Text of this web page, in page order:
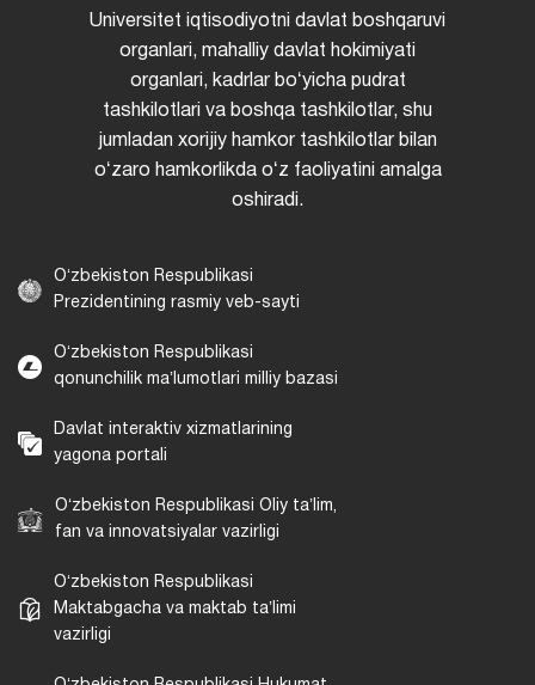
Universitet iqtisodiyotni davlat boshqaruvi
organlari, mahalliy davlat hokimiyati
organlari, kadrlar boʻyicha pudrat
tashkilotlari va boshqa tashkilotlar, shu
jumladan xorijiy hamkor tashkilotlar bilan
oʻzaro hamkorlikda oʻz faoliyatini amalga
oshiradi.
Oʻzbekiston Respublikasi
Prezidentining rasmiy veb-sayti
Oʻzbekiston Respublikasi
qonunchilik maʼlumotlari milliy bazasi
Davlat interaktiv xizmatlarining
yagona portali
Oʻzbekiston Respublikasi Oliy taʼlim,
fan va innovatsiyalar vazirligi
Oʻzbekiston Respublikasi
Maktabgacha va maktab taʼlimi
vazirligi